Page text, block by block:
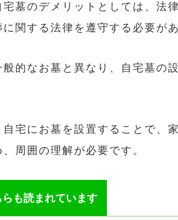
宅墓のデメリットとしては、法
関する法律を遵守する必要があ
般的なお墓と異なり、自宅墓の
自宅にお墓を設置することで、
周囲の理解が必要です。
らも読まれています